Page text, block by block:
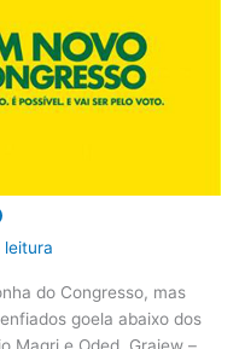
leitura
do Congresso, mas
goela abaixo dos